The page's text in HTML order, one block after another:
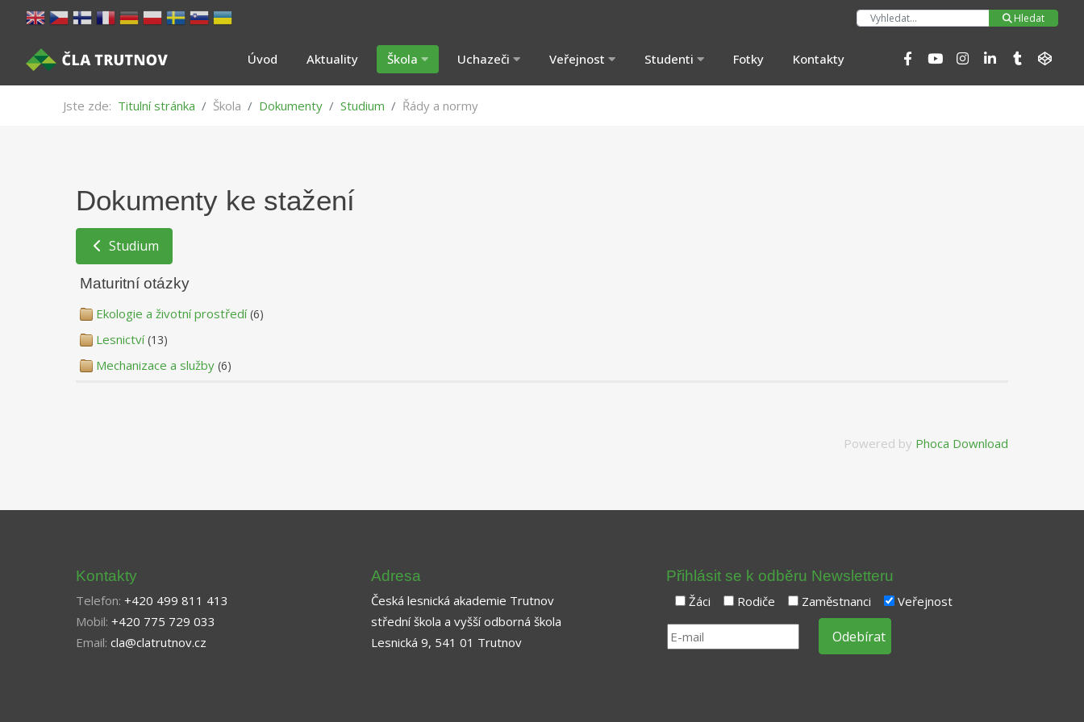
Hledat
Úvod Aktuality Škola Uchazeči Veřejnost Studenti Fotky Kontakty
Jste zde: Titulní stránka Škola Dokumenty Studium Řády a normy
Dokumenty ke stažení
Studium
Maturitní otázky
Ekologie a životní prostředí (6)
Lesnictví (13)
Mechanizace a služby (6)
Powered by Phoca Download
Kontakty
Telefon: +420 499 811 413
Mobil: +420 775 729 033
Email: cla@clatrutnov.cz
Adresa
Česká lesnická akademie Trutnov
střední škola a vyšší odborná škola
Lesnická 9, 541 01 Trutnov
Přihlásit se k odběru Newsletteru
Žáci Rodiče Zaměstnanci Veřejnost